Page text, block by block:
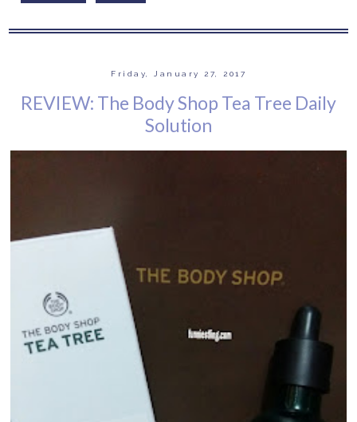
Friday, January 27, 2017
REVIEW: The Body Shop Tea Tree Daily
Solution